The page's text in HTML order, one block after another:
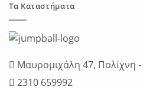
Τα Καταστήματα
Μαυρομιχάλη 47, Πολίχνη
2310 659992